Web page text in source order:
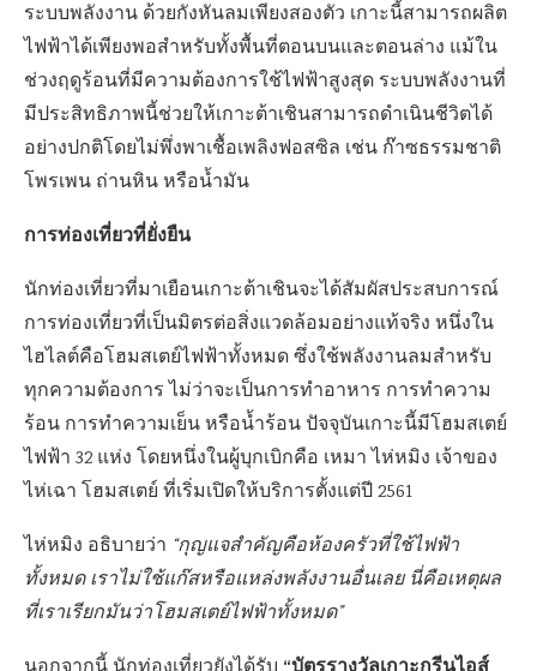
ระบบพลังงาน ด้วยกังหันลมเพียงสองตัว เกาะนี้สามารถผลิต
ไฟฟ้าได้เพียงพอสำหรับทั้งพื้นที่ตอนบนและตอนล่าง แม้ใน
ช่วงฤดูร้อนที่มีความต้องการใช้ไฟฟ้าสูงสุด ระบบพลังงานที่
มีประสิทธิภาพนี้ช่วยให้เกาะต้าเชินสามารถดำเนินชีวิตได้
อย่างปกติโดยไม่พึ่งพาเชื้อเพลิงฟอสซิล เช่น ก๊าซธรรมชาติ
โพรเพน ถ่านหิน หรือน้ำมัน
การท่องเที่ยวที่ยั่งยืน
นักท่องเที่ยวที่มาเยือนเกาะต้าเชินจะได้สัมผัสประสบการณ์
การท่องเที่ยวที่เป็นมิตรต่อสิ่งแวดล้อมอย่างแท้จริง หนึ่งใน
ไฮไลต์คือโฮมสเตย์ไฟฟ้าทั้งหมด ซึ่งใช้พลังงานลมสำหรับ
ทุกความต้องการ ไม่ว่าจะเป็นการทำอาหาร การทำความ
ร้อน การทำความเย็น หรือน้ำร้อน ปัจจุบันเกาะนี้มีโฮมสเตย์
ไฟฟ้า 32 แห่ง โดยหนึ่งในผู้บุกเบิกคือ เหมา ไห่หมิง เจ้าของ
ไห่เฉา โฮมสเตย์ ที่เริ่มเปิดให้บริการตั้งแต่ปี 2561
ไห่หมิง อธิบายว่า “กุญแจสำคัญคือห้องครัวที่ใช้ไฟฟ้า
ทั้งหมด เราไม่ใช้แก๊สหรือแหล่งพลังงานอื่นเลย นี่คือเหตุผล
ที่เราเรียกมันว่าโฮมสเตย์ไฟฟ้าทั้งหมด”